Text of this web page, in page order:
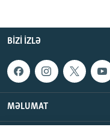
BIZI IZLƏ
MƏLUMAT